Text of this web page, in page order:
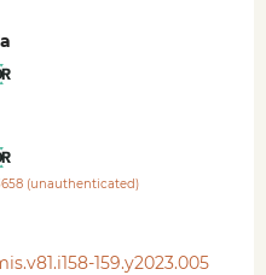
(unauthenticated)
159.y2023.005